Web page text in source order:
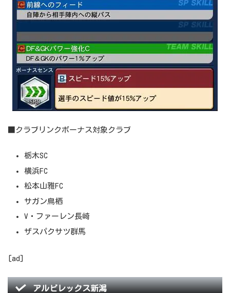
■クラブリンクボーナス対象クラブ
栃木SC
横浜FC
松本山雅FC
サガン鳥栖
V・ファーレン長崎
ザスパクサツ群馬
[ad]
アルビレックス新潟